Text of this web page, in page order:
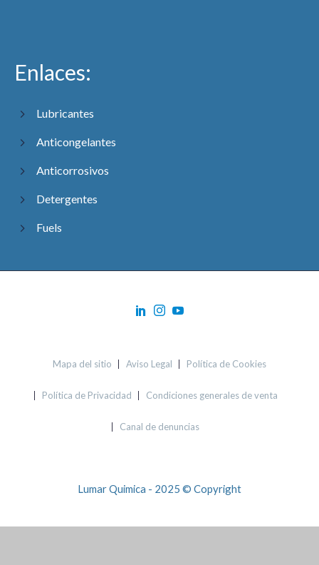
Enlaces:
Lubricantes
Anticongelantes
Anticorrosivos
Detergentes
Fuels
Mapa del sitio Aviso Legal Política de Cookies
Política de Privacidad Condiciones generales de venta
Canal de denuncias
Lumar Quimica - 2025 © Copyright